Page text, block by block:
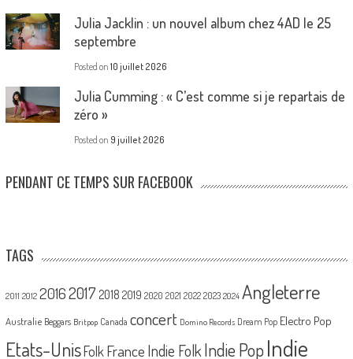
Julia Jacklin : un nouvel album chez 4AD le 25
septembre
Posted on 10 juillet 2026
Julia Cumming : « C’est comme si je repartais de
zéro »
Posted on 9 juillet 2026
PENDANT CE TEMPS SUR FACEBOOK
TAGS
2011 2012 20162017 2018 2019 2020 2021 2022 2023 2024 Angleterre
Australie Beggars Britpop Canada concert Domino Records Dream Pop Electro Pop
Etats-UnisFolk France Indie Folk Indie PopIndie